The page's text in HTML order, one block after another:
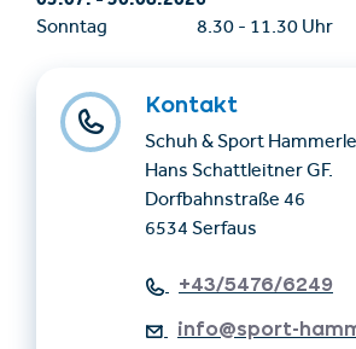
Sonntag 8.30 - 11.30 Uhr
Kontakt
Schuh & Sport Hammerle
Hans Schattleitner GF.
Dorfbahnstraße 46
6534 Serfaus
+43/5476/6249
info@sport-